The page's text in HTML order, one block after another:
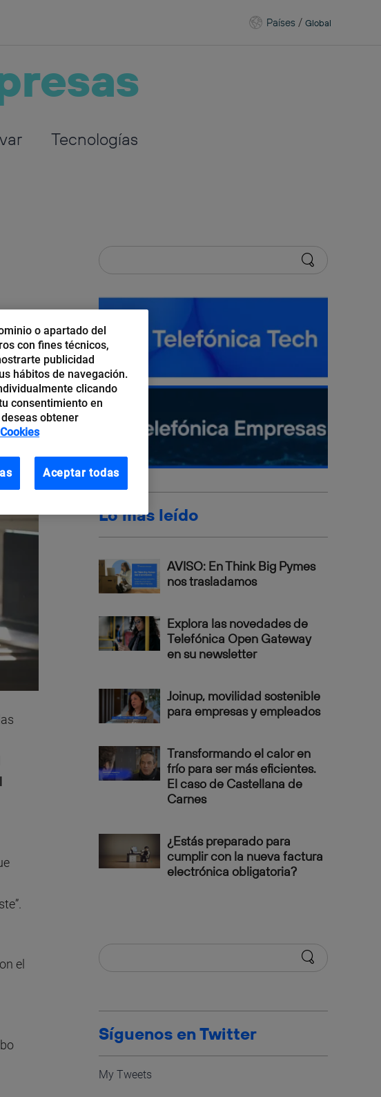
Países /Global
Tecnologías
el
Lo más leído
AVISO: En Think Big Pymes
nos trasladamos
Explora las novedades de
Telefónica Open Gateway
en su newsletter
Joinup, movilidad sostenible
para empresas y empleados
Transformando el calor en
frío para ser más eficientes.
El caso de Castellana de
Carnes
¿Estás preparado para
cumplir con la nueva factura
electrónica obligatoria?
Síguenos en Twitter
My Tweets
o apartado del
con fines técnicos,
publicidad
hábitos de navegación.
clicando
consentimiento en
obtener
Aceptar todas